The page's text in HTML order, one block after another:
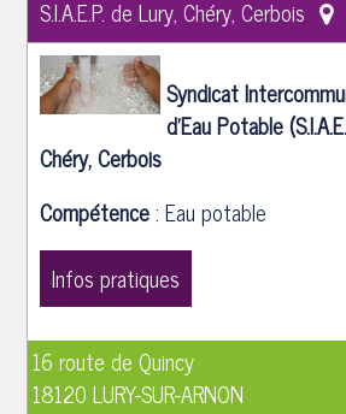
S.I.A.E.P. de Lury, Chéry, Cerbois
Syndicat
d'Eau Potable
Chéry, Cerbois
Compétence: Eau potable
Infos pratiques
16 route de Quincy
18120 LURY-SUR-ARNON